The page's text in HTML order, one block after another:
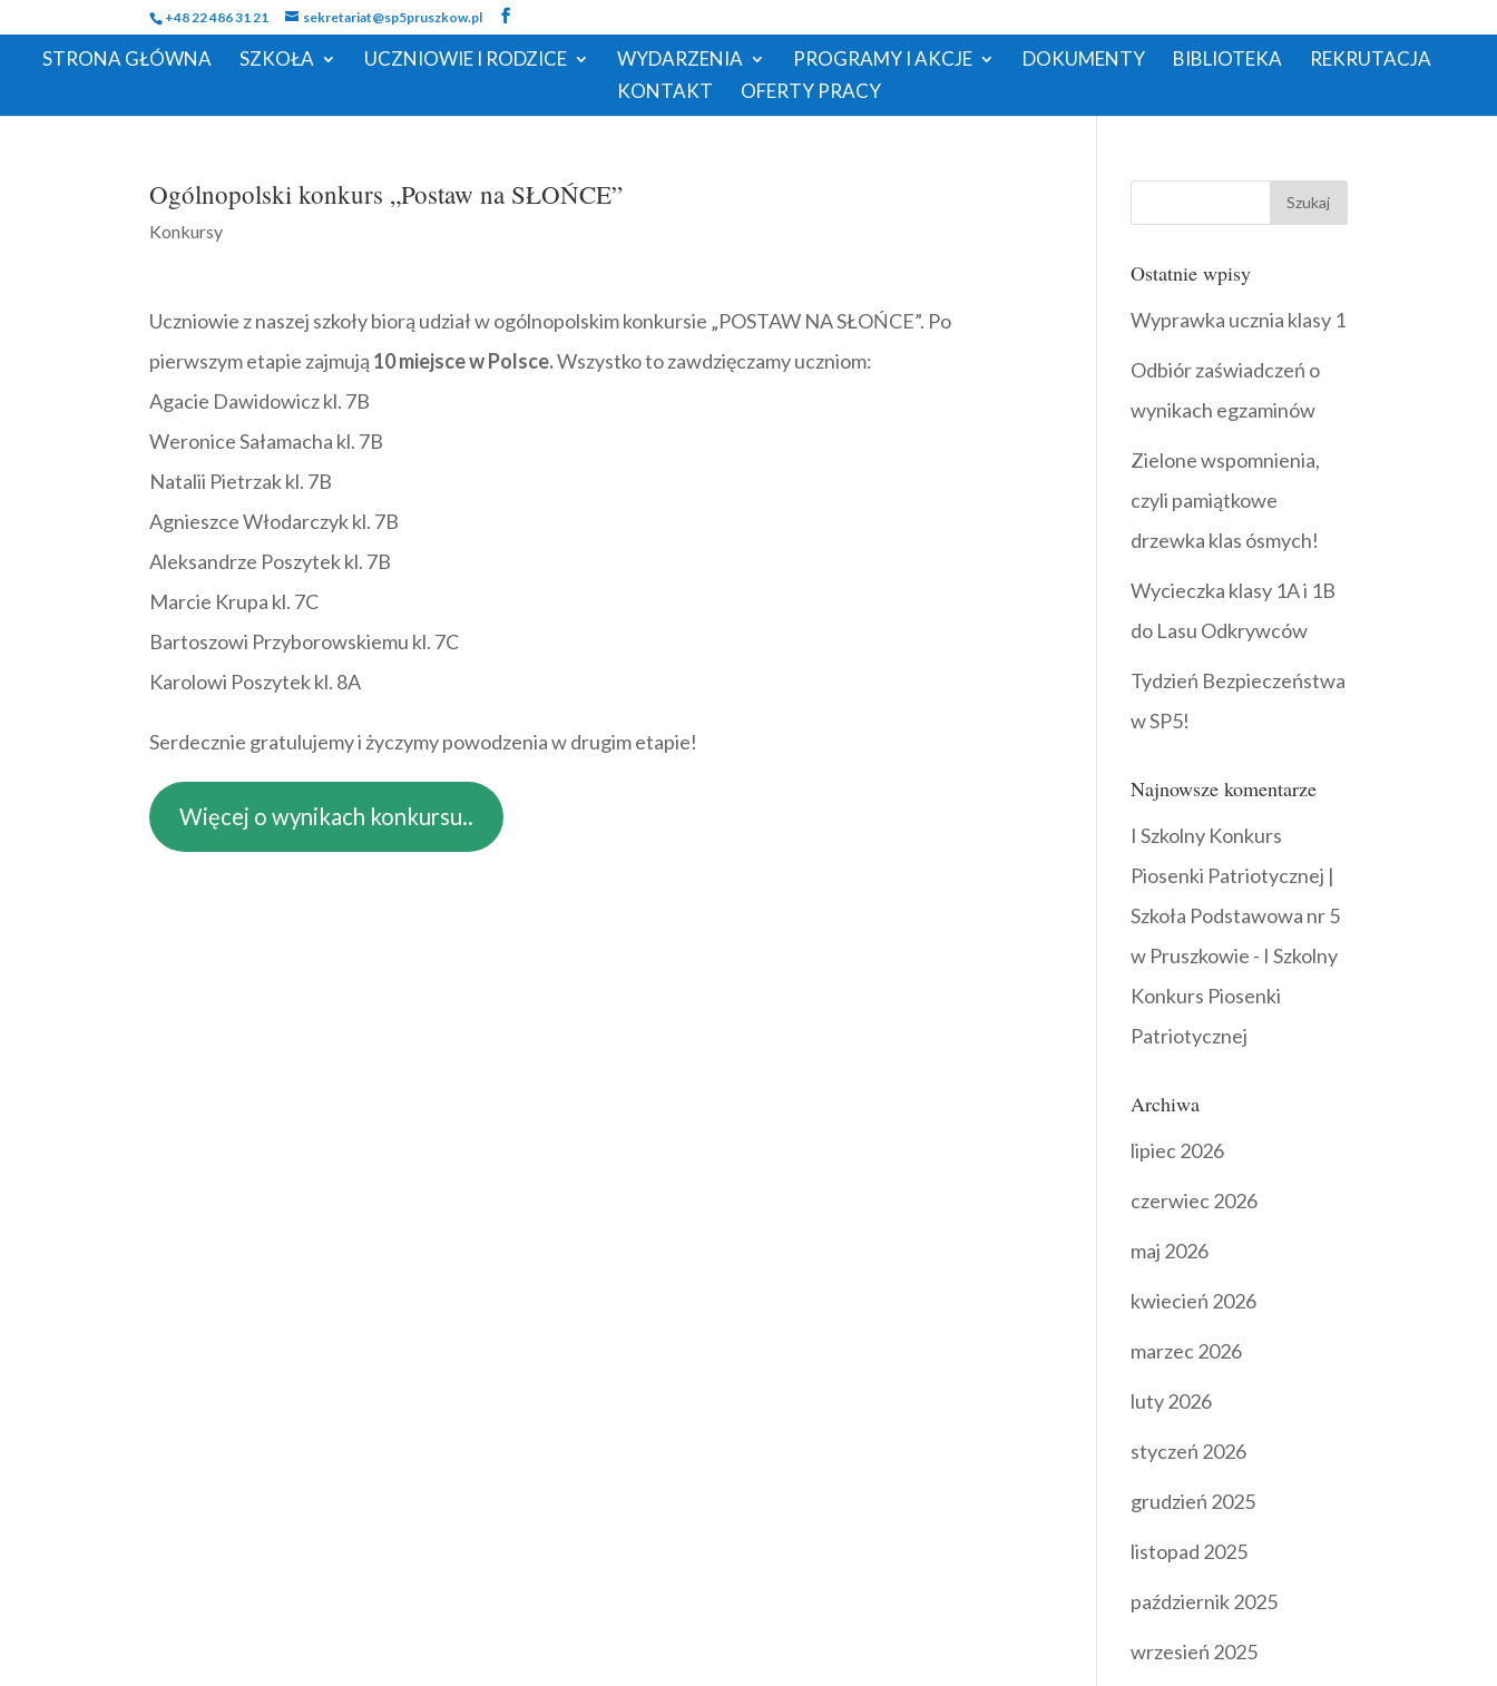
+48 22 486 31 21 sekretariat@sp5pruszkow.pl
STRONA GŁÓWNA SZKOŁA UCZNIOWIE I RODZICE WYDARZENIA PROGRAMY I AKCJE DOKUMENTY BIBLIOTEKA
REKRUTACJA
KONTAKT
OFERTY PRACY
Ogólnopolski konkurs „Postaw na SŁOŃCE”
Konkursy
Uczniowie z naszej szkoły biorą udział w ogólnopolskim konkursie „POSTAW NA SŁOŃCE”. Po
pierwszym etapie zajmują 10 miejsce w Polsce.Wszystko to zawdzięczamy uczniom:
Agacie Dawidowicz kl. 7B
Weronice Sałamacha kl. 7B
Natalii Pietrzak kl. 7B
Agnieszce Włodarczyk kl. 7B
Aleksandrze Poszytek kl. 7B
Marcie Krupa kl. 7C
Bartoszowi Przyborowskiemu kl. 7C
Karolowi Poszytek kl. 8A
Serdecznie gratulujemy i życzymy powodzenia w drugim etapie!
Więcej o wynikach konkursu..
Ostatnie wpisy
Wyprawka ucznia klasy 1
Odbiór zaświadczeń o
wynikach egzaminów
Zielone wspomnienia,
czyli pamiątkowe
drzewka klas ósmych!
Wycieczka klasy 1A i 1B
do Lasu Odkrywców
Tydzień Bezpieczeństwa
w SP5!
Najnowsze komentarze
I Szkolny Konkurs
Piosenki Patriotycznej |
Szkoła Podstawowa nr 5
w Pruszkowie - I Szkolny
Konkurs Piosenki
Patriotycznej
Archiwa
lipiec 2026
czerwiec 2026
maj 2026
kwiecień 2026
marzec 2026
luty 2026
styczeń 2026
grudzień 2025
listopad 2025
październik 2025
wrzesień 2025